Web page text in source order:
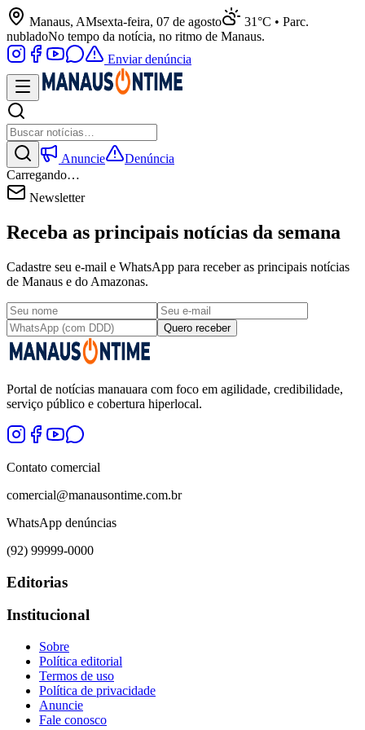
Manaus, AMsexta-feira, 07 de agosto
31°C • Parc.
nubladoNo tempo da notícia, no ritmo de Manaus.
Enviar denúncia
Anuncie
Denúncia
Carregando…
Newsletter
Receba as principais notícias da semana
Cadastre seu e-mail e WhatsApp para receber as principais notícias
de Manaus e do Amazonas.
Quero receber
Portal de notícias manauara com foco em agilidade, credibilidade,
serviço público e cobertura hiperlocal.
Contato comercial
comercial@manausontime.com.br
WhatsApp denúncias
(92) 99999-0000
Editorias
Institucional
Sobre
Política editorial
Termos de uso
Política de privacidade
Anuncie
Fale conosco